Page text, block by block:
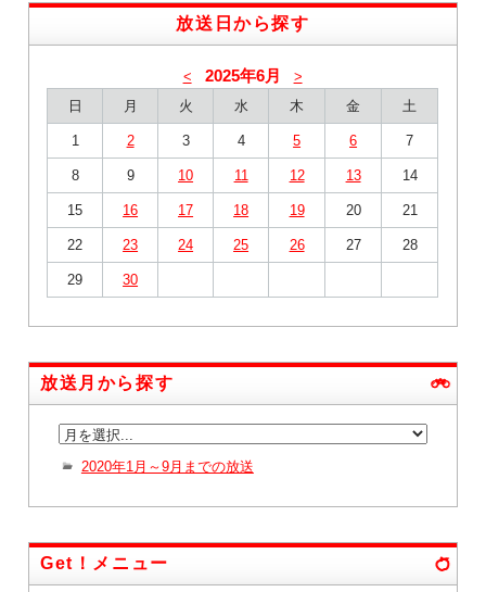
放送日から探す
< 2025年6月
>
日
月 火 水 木 金 土
1 2 3 4 5 6 7
8 9 10 11 12 13 14
15 16 17 18 19 20 21
22 23 24 25 26 27 28
29 30
放送月から探す
2020年1月～9月までの放送
Get！メニュー